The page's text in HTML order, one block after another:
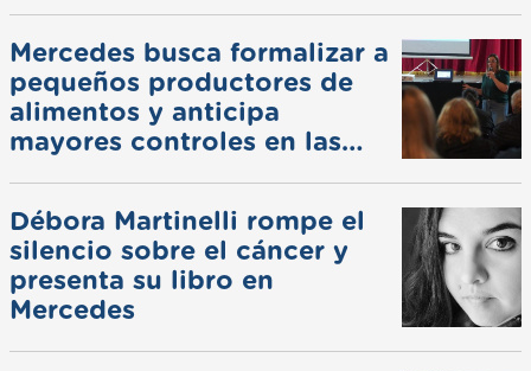
Mercedes busca formalizar a
pequeños productores de
alimentos y anticipa
mayores controles en las
Débora Martinelli rompe el
silencio sobre el cáncer y
presenta su libro en
Mercedes